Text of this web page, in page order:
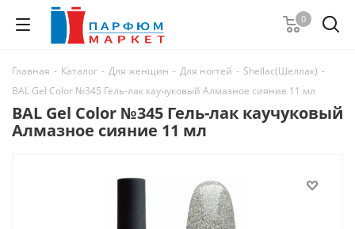
0
Главная - Каталог - Для женщин - Для ногтей - Shellac(Шеллак) -
BAL Gel Color №345 Гель-лак каучуковый Алмазное сияние 11 мл
BAL Gel Color №345 Гель-лак каучуковый
Алмазное сияние 11 мл